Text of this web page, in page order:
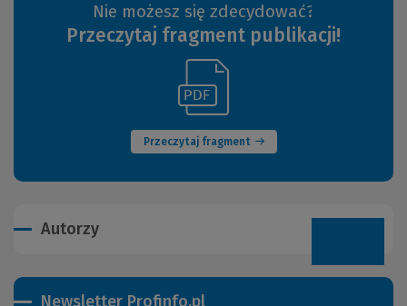
Nie możesz się zdecydować?
Przeczytaj fragment publikacji!
Przeczytaj fragment
(Nowe
okno)
innej
strony)
Autorzy
Newsletter Profinfo.pl